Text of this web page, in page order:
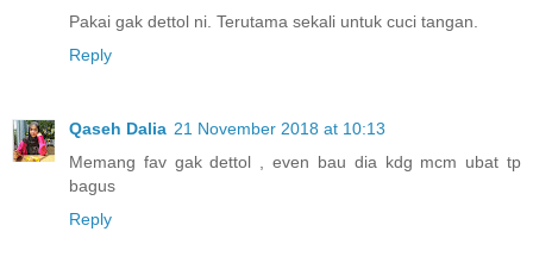
Pakai gak dettol ni. Terutama sekali untuk cuci tangan.
Reply
Qaseh Dalia 21 November 2018 at 10:13
Memang fav gak dettol , even bau dia kdg mcm ubat tp
bagus
Reply